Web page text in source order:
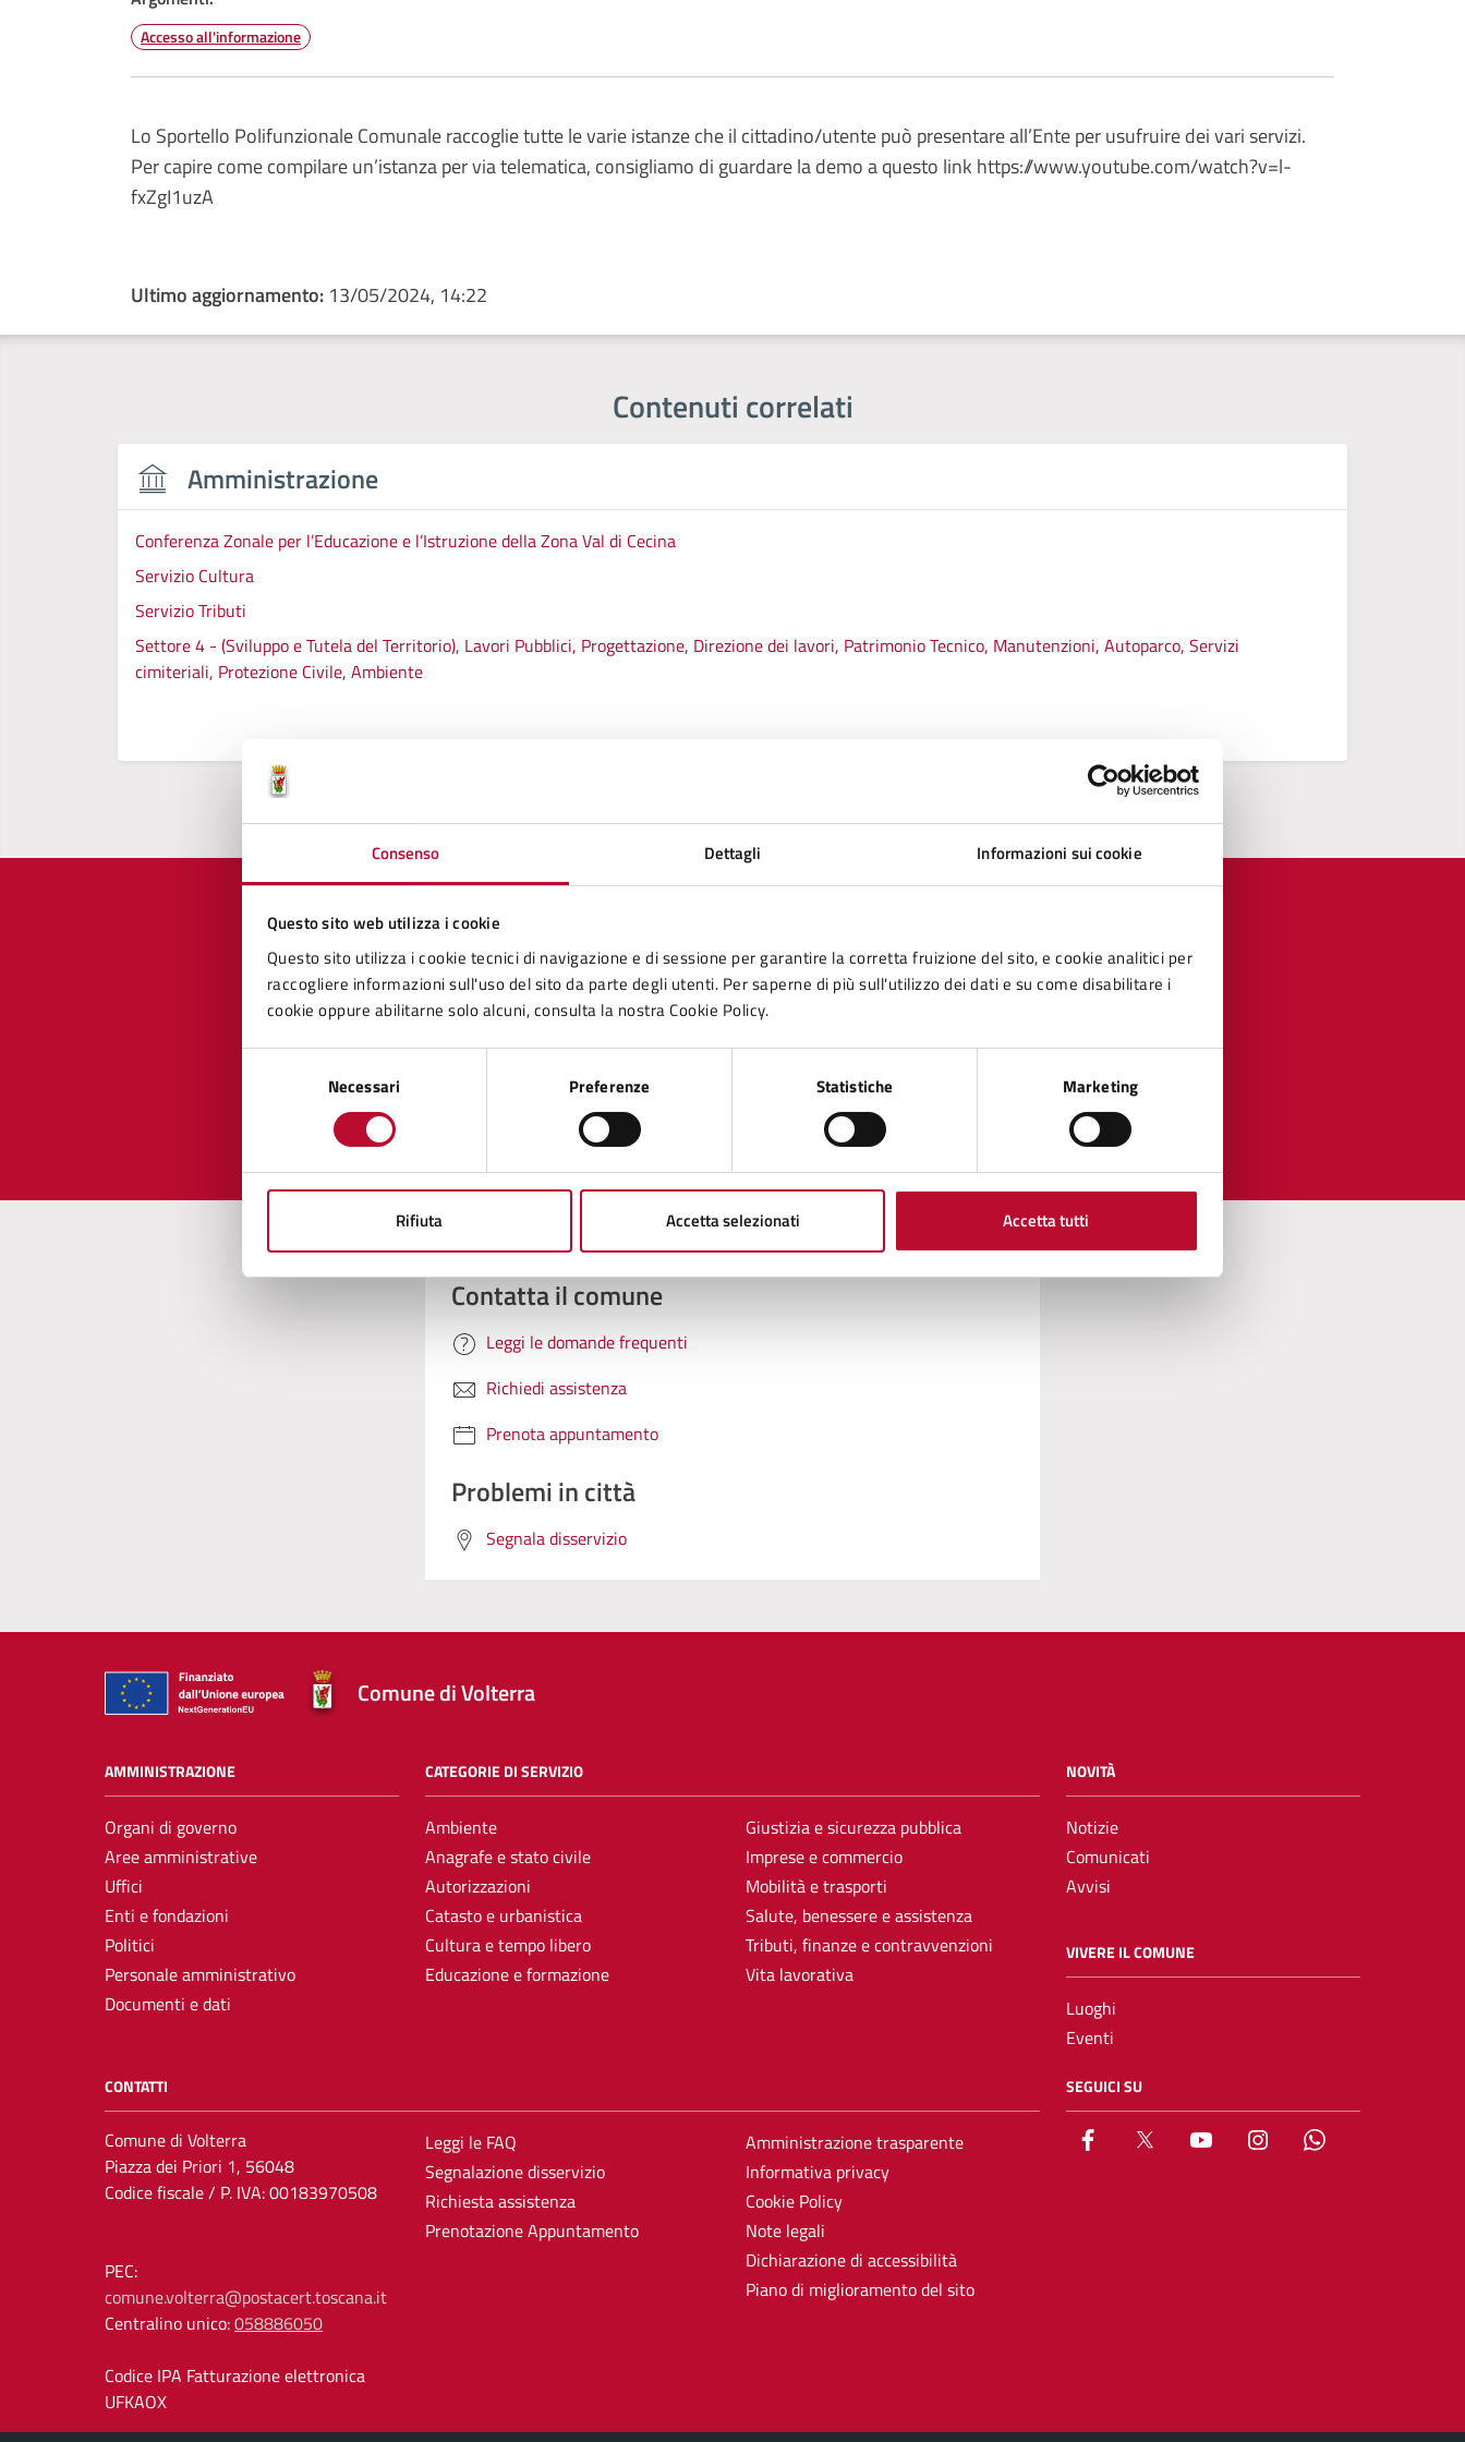
Consenso Dettagli Informazioni sui cookie
Questo sito web utilizza i cookie
Questo sito utilizza i cookie tecnici di navigazione e di sessione per garantire la corretta fruizione del sito, e cookie analitici per
raccogliere informazioni sull'uso del sito da parte degli utenti. Per saperne di più sull'utilizzo dei dati e su come disabilitare i
cookie oppure abilitarne solo alcuni, consulta la nostra Cookie Policy.
Necessari Preferenze Statistiche Marketing
Rifiuta Accetta selezionati Accetta tutti
Accesso all'informazione
Lo Sportello Polifunzionale Comunale raccoglie tutte le varie istanze che il cittadino/utente può presentare all’Ente per usufruire dei vari servizi.
Per capire come compilare un’istanza per via telematica, consigliamo di guardare la demo a questo link https://www.youtube.com/watch?v=l-
fxZgI1uzA
Ultimo aggiornamento: 13/05/2024, 14:22
Contenuti correlati
Amministrazione
Conferenza Zonale per l’Educazione e l’Istruzione della Zona Val di Cecina
Servizio Cultura
Servizio Tributi
Settore 4 - (Sviluppo e Tutela del Territorio), Lavori Pubblici, Progettazione, Direzione dei lavori, Patrimonio Tecnico, Manutenzioni, Autoparco, Servizi
cimiteriali, Protezione Civile, Ambiente
Quanto sono chiare le informazioni su questa
pagina?
Valuta 5 stelle su 5
Valuta 4 stelle su 5
Valuta 3 stelle su 5
Valuta 2 stelle su 5
Valuta 1 stelle su 5
Contatta il comune
Leggi le domande frequenti
Richiedi assistenza
Prenota appuntamento
Problemi in città
Segnala disservizio
Comune di Volterra
AMMINISTRAZIONE
Organi di governo
Aree amministrative
Uffici
Enti e fondazioni
Politici
Personale amministrativo
Documenti e dati
CATEGORIE DI SERVIZIO
Ambiente
Anagrafe e stato civile
Autorizzazioni
Catasto e urbanistica
Cultura e tempo libero
Educazione e formazione
Giustizia e sicurezza pubblica
Imprese e commercio
Mobilità e trasporti
Salute, benessere e assistenza
Tributi, finanze e contravvenzioni
Vita lavorativa
NOVITÀ
Notizie
Comunicati
Avvisi
VIVERE IL COMUNE
Luoghi
Eventi
CONTATTI
Comune di Volterra
Piazza dei Priori 1, 56048
Codice fiscale / P. IVA: 00183970508
PEC:
comune.volterra@postacert.toscana.it
Centralino unico:058886050
Codice IPA Fatturazione elettronica
UFKAOX
Leggi le FAQ
Segnalazione disservizio
Richiesta assistenza
Prenotazione Appuntamento
Amministrazione trasparente
Informativa privacy
Cookie Policy
Note legali
Dichiarazione di accessibilità
Piano di miglioramento del sito
SEGUICI SU
Facebook YouTube Instagram